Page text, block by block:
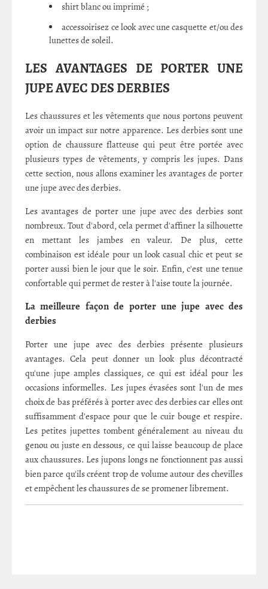
shirt blanc ou imprimé ;
accessoirisez ce look avec une casquette et/ou des
lunettes de soleil.
LES AVANTAGES DE PORTER UNE
JUPE AVEC DES DERBIES
Les chaussures et les vêtements que nous portons peuvent
avoir un impact sur notre apparence. Les derbies sont une
option de chaussure flatteuse qui peut être portée avec
plusieurs types de vêtements, y compris les jupes. Dans
cette section, nous allons examiner les avantages de porter
une jupe avec des derbies.
Les avantages de porter une jupe avec des derbies sont
nombreux. Tout d'abord, cela permet d'affiner la silhouette
en mettant les jambes en valeur. De plus, cette
combinaison est idéale pour un look casual chic et peut se
porter aussi bien le jour que le soir. Enfin, c'est une tenue
confortable qui permet de rester à l'aise toute la journée.
La meilleure façon de porter une jupe avec des
derbies
Porter une jupe avec des derbies présente plusieurs
avantages. Cela peut donner un look plus décontracté
qu'une jupe amples classiques, ce qui est idéal pour les
occasions informelles. Les jupes évasées sont l'un de mes
choix de bas préférés à porter avec des derbies car elles ont
suffisamment d'espace pour que le cuir bouge et respire.
Les petites jupettes tombent généralement au niveau du
genou ou juste en dessous, ce qui laisse beaucoup de place
aux chaussures. Les jupons longs ne fonctionnent pas aussi
bien parce qu'ils créent trop de volume autour des chevilles
et empêchent les chaussures de se promener librement.